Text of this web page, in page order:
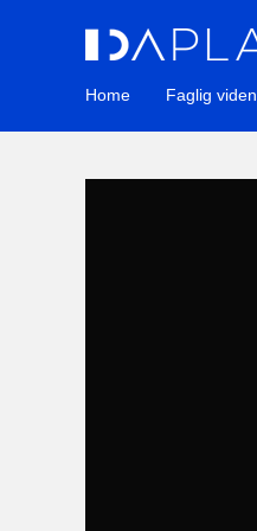
Home Faglig viden